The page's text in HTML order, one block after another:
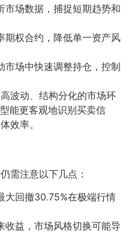
市场数据，捕捉短期趋势和
期权合约，降低单一资产风
市场中快速调整持仓，控制
波动、结构分化的市场环
能更客观地识别买卖信
效率。
需注意以下几点：
大回撤30.75%在极端行情
收益，市场风格切换可能导